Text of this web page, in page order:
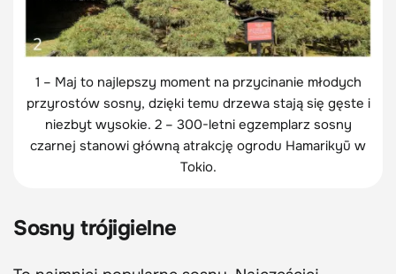
1 – Maj to najlepszy moment na przycinanie młodych
przyrostów sosny, dzięki temu drzewa stają się gęste i
niezbyt wysokie. 2 – 300-letni egzemplarz sosny
czarnej stanowi główną atrakcję ogrodu Hamarikyū w
Tokio.
Sosny trójigielne